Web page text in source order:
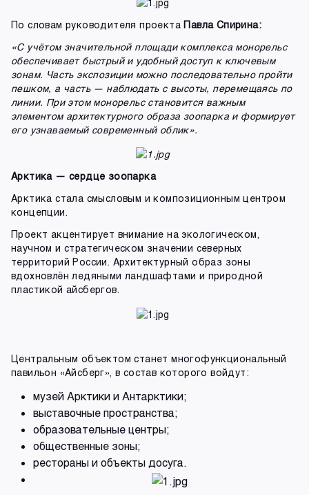
По словам руководителя проекта Павла Спирина:
«С учётом значительной площади комплекса монорельс
обеспечивает быстрый и удобный доступ к ключевым
зонам. Часть экспозиции можно последовательно пройти
пешком, а часть — наблюдать с высоты, перемещаясь по
линии. При этом монорельс становится важным
элементом архитектурного образа зоопарка и формирует
его узнаваемый современный облик».
Арктика — сердце зоопарка
Арктика стала смысловым и композиционным центром
концепции.
Проект акцентирует внимание на экологическом,
научном и стратегическом значении северных
территорий России. Архитектурный образ зоны
вдохновлён ледяными ландшафтами и природной
пластикой айсбергов.
Центральным объектом станет многофункциональный
павильон «Айсберг», в состав которого войдут:
музей Арктики и Антарктики;
выставочные пространства;
образовательные центры;
общественные зоны;
рестораны и объекты досуга.